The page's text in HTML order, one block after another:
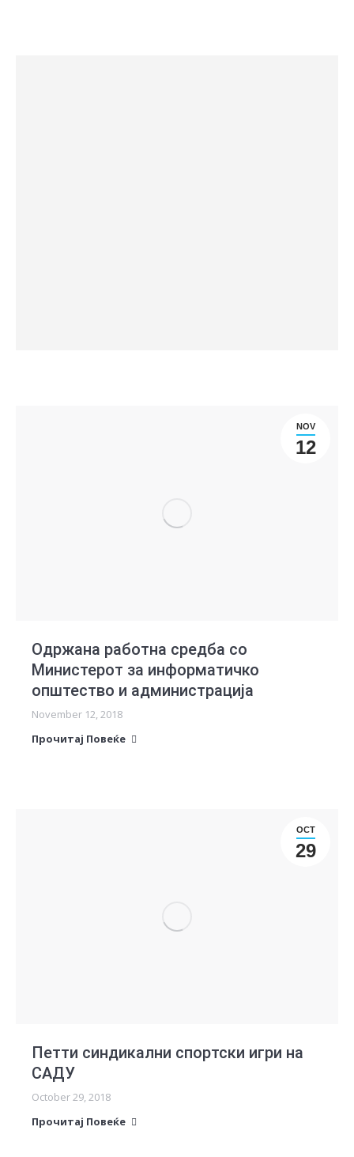
NOV
12
Одржана работна средба со
Министерот за информатичко
општество и администрација
November 12, 2018
Прочитај Повеќе
OCT
29
Петти синдикални спортски игри на
САДУ
October 29, 2018
Прочитај Повеќе